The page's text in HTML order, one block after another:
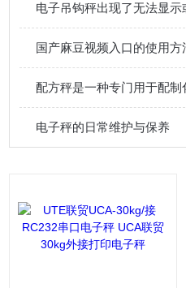
国产麻豆视频入口的使用方
配方秤是一种专门用于配
电子秤的日常维护与保养